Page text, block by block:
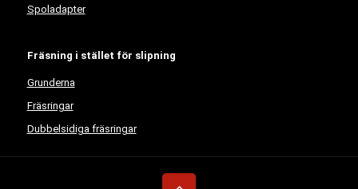
Spoladapter
Fräsning i stället för slipning
Grunderna
Fräsringar
Dubbelsidiga fräsringar